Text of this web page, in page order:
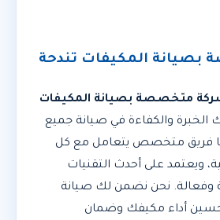
المكيفات تندحة
متخصصة بصيانة المكيفات
الخبرة والكفاءة في صيانة جميع
فريق متخصص يتعامل مع كل
ويعتمد على أحدث التقنيات
وفعالة. نحن نضمن لك صيانة
أداء مكيفك وضمان